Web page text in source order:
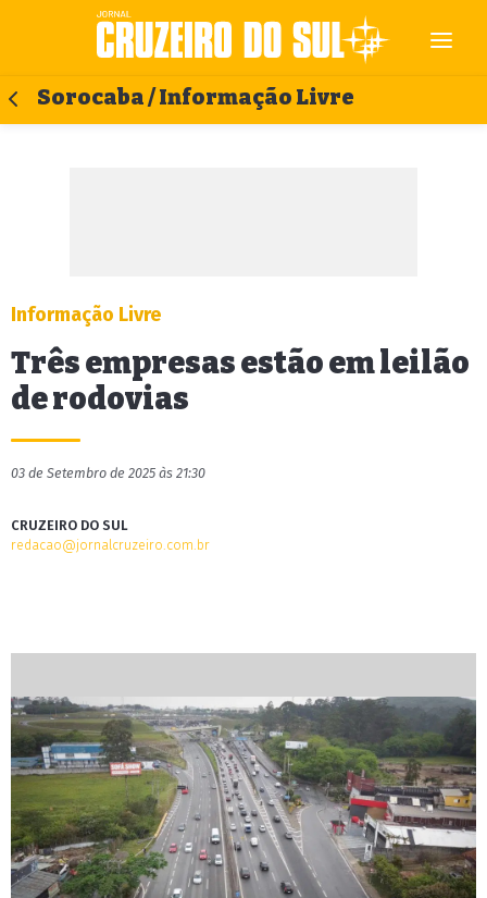
Sorocaba / Informação Livre
Informação Livre
Três empresas estão em leilão
de rodovias
03 de Setembro de 2025 às 21:30
CRUZEIRO DO SUL
redacao@jornalcruzeiro.com.br